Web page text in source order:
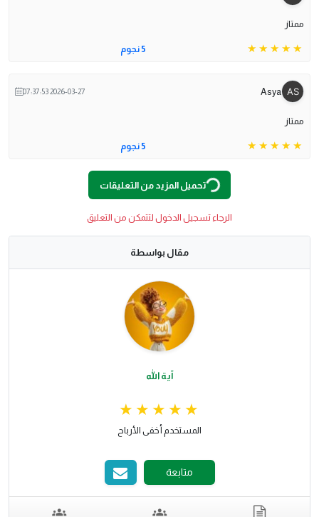
ممتاز
5 نجوم
Asya
2026-03-27 07:37:53
ممتاز
5 نجوم
G
... تحميل المزيد من التعليقات
الرجاء تسجيل الدخول لتتمكن من التعليق
مقال بواسطة
آية الله
المستخدم أخفى الأرباح
متابعة